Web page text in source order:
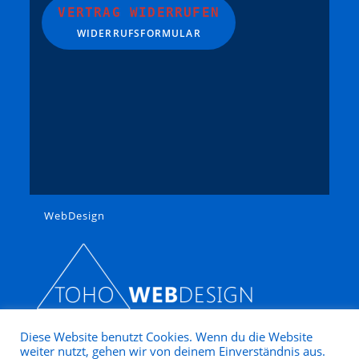
Trident
Trix
Lemke
VERTRAG WIDERRUFEN
WIDERRUFSFORMULAR
WebDesign
Diese Website benutzt Cookies. Wenn du die Website
weiter nutzt, gehen wir von deinem Einverständnis aus.